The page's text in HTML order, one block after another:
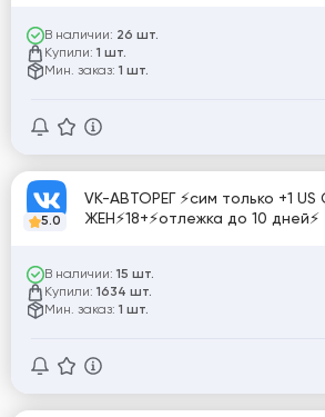
В наличии: 26 шт.
Купили: 1 шт.
Мин. заказ: 1 шт.
5.0
VK-АВТОРЕГ ⚡️сим только +1 US
ЖЕН⚡️18+⚡️отлежка до 10 дней⚡️
В наличии: 15 шт.
Купили: 1634 шт.
Мин. заказ: 1 шт.